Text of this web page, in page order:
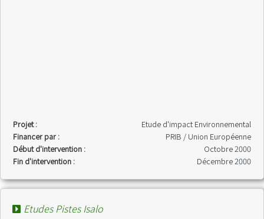
Projet :
Etude d'impact Environnemental
Financer par :
PRIB / Union Européenne
Début d'intervention :
Octobre 2000
Fin d'intervention :
Décembre 2000
Etudes Pistes Isalo